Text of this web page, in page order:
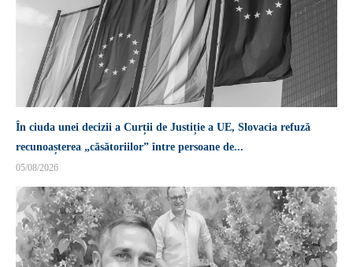
În ciuda unei decizii a Curții de Justiție a UE, Slovacia refuză
recunoașterea „căsătoriilor” între persoane de...
05/08/2026